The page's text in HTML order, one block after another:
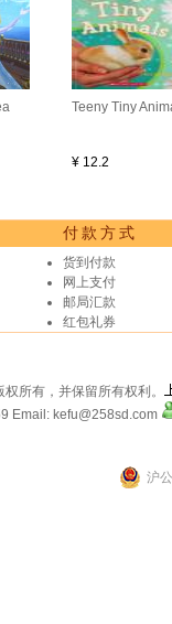
Teeny Tiny
¥ 12.2
付款方式
货到付款
网上支付
邮局汇款
红包礼券
所有，并保留所有权利。
Email: kefu@258sd.com
沪